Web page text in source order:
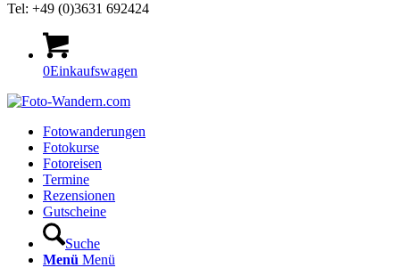
Tel: +49 (0)3631 692424
0Einkaufswagen
Fotowanderungen
Fotokurse
Fotoreisen
Termine
Rezensionen
Gutscheine
Suche
Menü Menü